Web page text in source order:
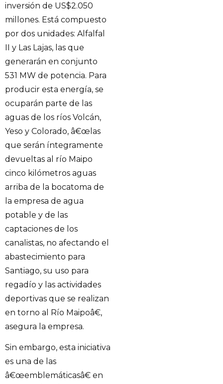
inversión de US$2.050
millones. Está compuesto
por dos unidades: Alfalfal
II y Las Lajas, las que
generarán en conjunto
531 MW de potencia. Para
producir esta energía, se
ocuparán parte de las
aguas de los ríos Volcán,
Yeso y Colorado, â€œlas
que serán íntegramente
devueltas al río Maipo
cinco kilómetros aguas
arriba de la bocatoma de
la empresa de agua
potable y de las
captaciones de los
canalistas, no afectando el
abastecimiento para
Santiago, su uso para
regadío y las actividades
deportivas que se realizan
en torno al Río Maipoâ€,
asegura la empresa.
Sin embargo, esta iniciativa
es una de las
â€œemblemáticasâ€ en